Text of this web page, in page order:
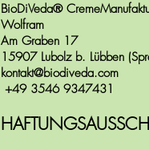
BioDiVeda®
Wolfram
Am Graben 17
15907 Lubolz b. Lübben
kontakt@biodiveda.com
+49 3546 9347431